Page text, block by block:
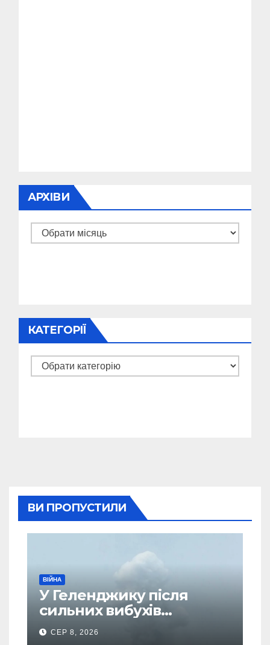
АРХІВИ
Архіви
КАТЕГОРІЇ
Категорії
ВИ ПРОПУСТИЛИ
ВІЙНА
У Геленджику після
сильних вибухів
почалася масова
евакуація
СЕР 8, 2026